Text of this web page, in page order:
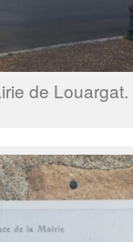
de Louargat.